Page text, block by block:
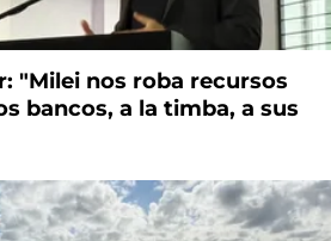
"Milei nos roba recursos
bancos, a la timba, a sus